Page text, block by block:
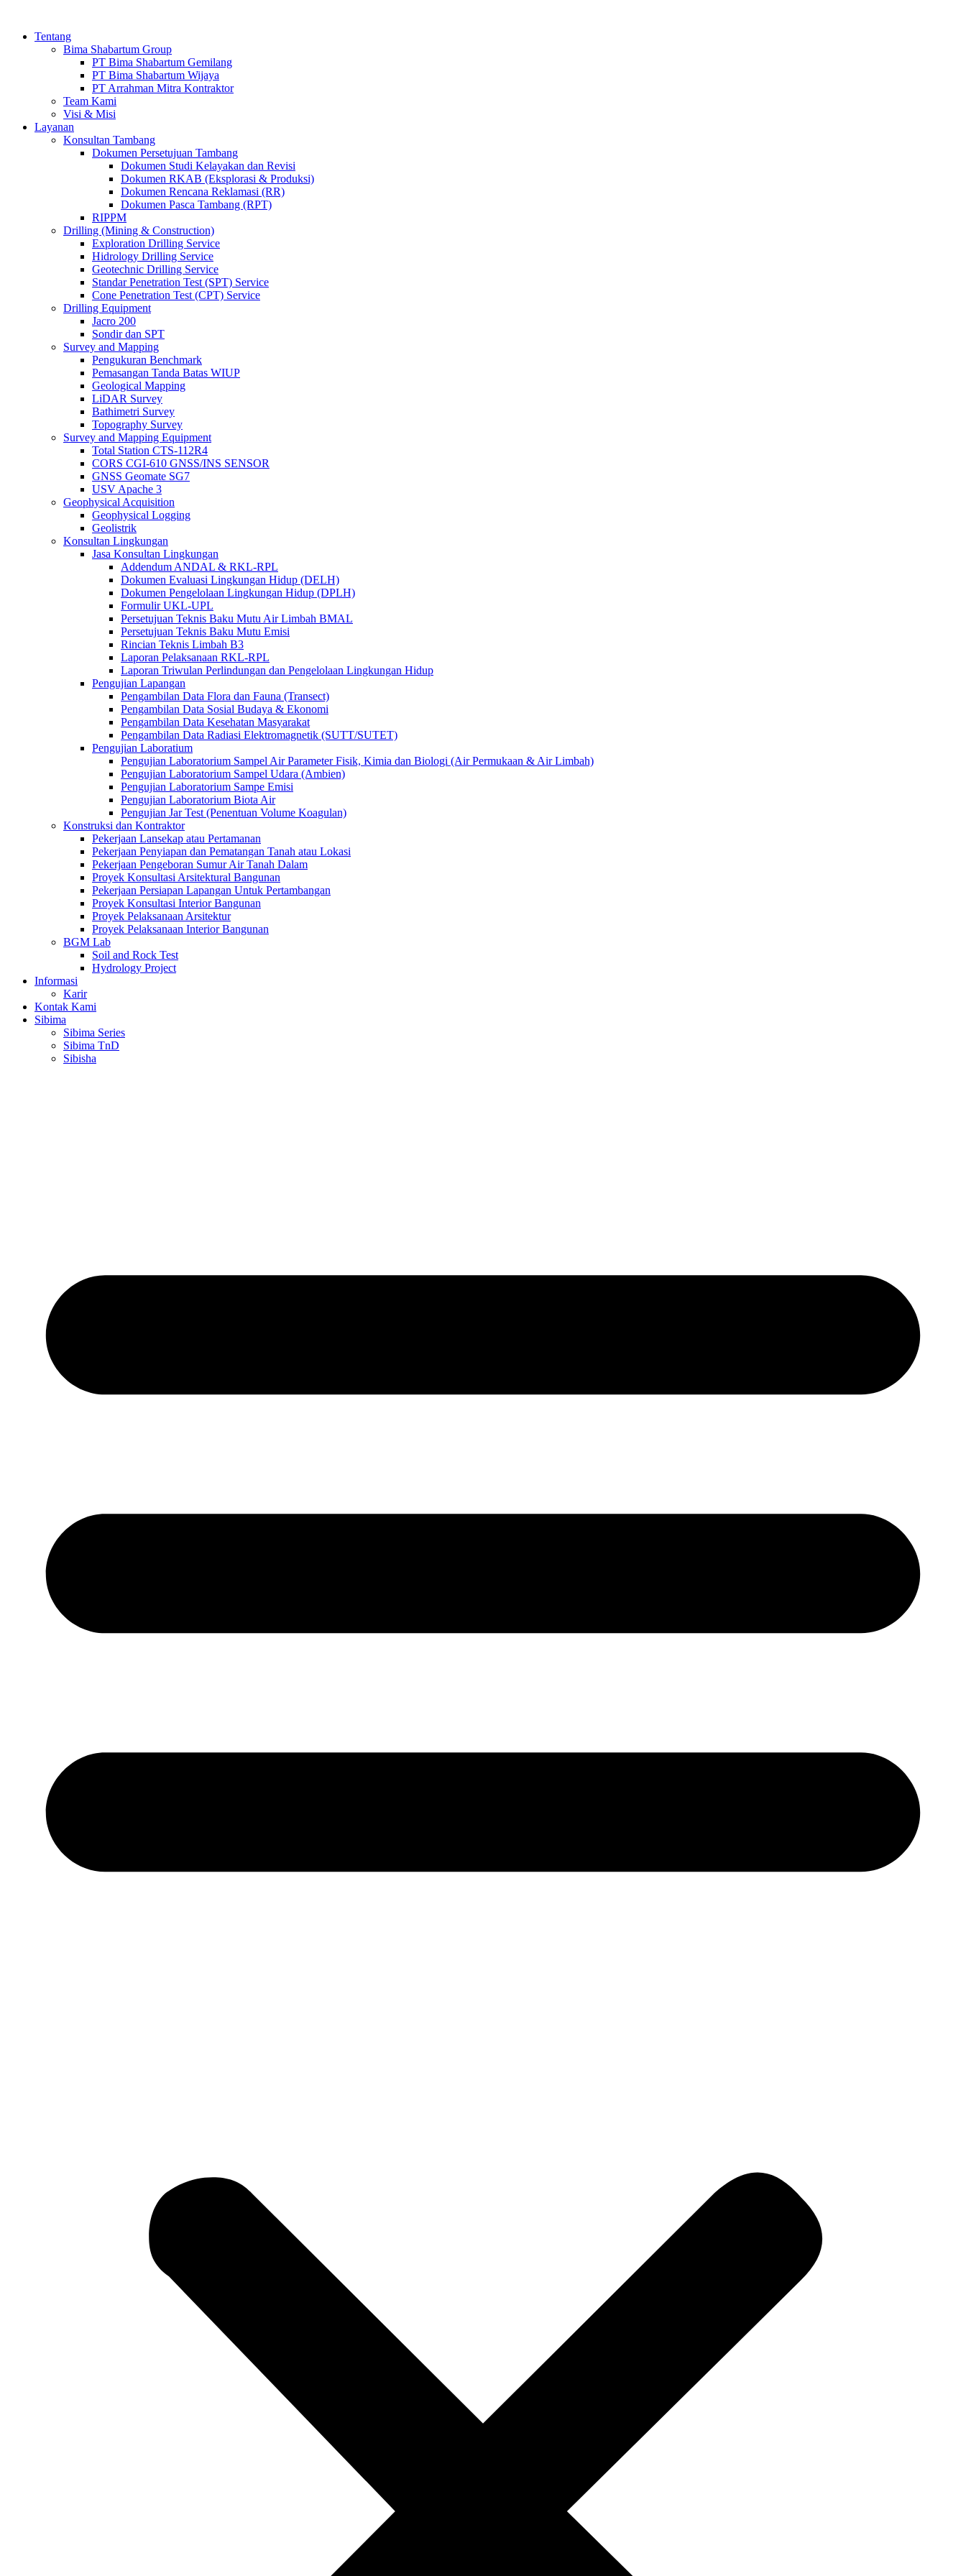
Tentang
Bima Shabartum Group
PT Bima Shabartum Gemilang
PT Bima Shabartum Wijaya
PT Arrahman Mitra Kontraktor
Team Kami
Visi & Misi
Layanan
Konsultan Tambang
Dokumen Persetujuan Tambang
Dokumen Studi Kelayakan dan Revisi
Dokumen RKAB (Eksplorasi & Produksi)
Dokumen Rencana Reklamasi (RR)
Dokumen Pasca Tambang (RPT)
RIPPM
Drilling (Mining & Construction)
Exploration Drilling Service
Hidrology Drilling Service
Geotechnic Drilling Service
Standar Penetration Test (SPT) Service
Cone Penetration Test (CPT) Service
Drilling Equipment
Jacro 200
Sondir dan SPT
Survey and Mapping
Pengukuran Benchmark
Pemasangan Tanda Batas WIUP
Geological Mapping
LiDAR Survey
Bathimetri Survey
Topography Survey
Survey and Mapping Equipment
Total Station CTS-112R4
CORS CGI-610 GNSS/INS SENSOR
GNSS Geomate SG7
USV Apache 3
Geophysical Acquisition
Geophysical Logging
Geolistrik
Konsultan Lingkungan
Jasa Konsultan Lingkungan
Addendum ANDAL & RKL-RPL
Dokumen Evaluasi Lingkungan Hidup (DELH)
Dokumen Pengelolaan Lingkungan Hidup (DPLH)
Formulir UKL-UPL
Persetujuan Teknis Baku Mutu Air Limbah BMAL
Persetujuan Teknis Baku Mutu Emisi
Rincian Teknis Limbah B3
Laporan Pelaksanaan RKL-RPL
Laporan Triwulan Perlindungan dan Pengelolaan Lingkungan Hidup
Pengujian Lapangan
Pengambilan Data Flora dan Fauna (Transect)
Pengambilan Data Sosial Budaya & Ekonomi
Pengambilan Data Kesehatan Masyarakat
Pengambilan Data Radiasi Elektromagnetik (SUTT/SUTET)
Pengujian Laboratium
Pengujian Laboratorium Sampel Air Parameter Fisik, Kimia dan Biologi (Air Permukaan & Air Limbah)
Pengujian Laboratorium Sampel Udara (Ambien)
Pengujian Laboratorium Sampe Emisi
Pengujian Laboratorium Biota Air
Pengujian Jar Test (Penentuan Volume Koagulan)
Konstruksi dan Kontraktor
Pekerjaan Lansekap atau Pertamanan
Pekerjaan Penyiapan dan Pematangan Tanah atau Lokasi
Pekerjaan Pengeboran Sumur Air Tanah Dalam
Proyek Konsultasi Arsitektural Bangunan
Pekerjaan Persiapan Lapangan Untuk Pertambangan
Proyek Konsultasi Interior Bangunan
Proyek Pelaksanaan Arsitektur
Proyek Pelaksanaan Interior Bangunan
BGM Lab
Soil and Rock Test
Hydrology Project
Informasi
Karir
Kontak Kami
Sibima
Sibima Series
Sibima TnD
Sibisha